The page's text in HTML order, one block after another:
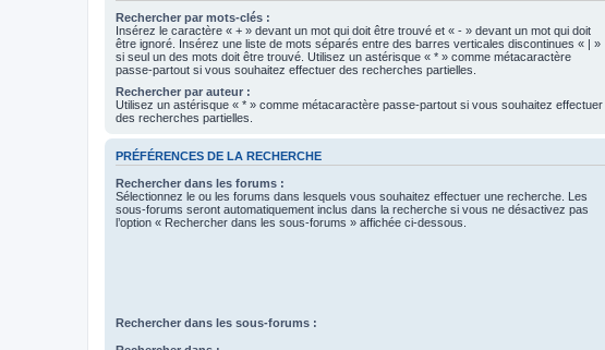
Rechercher par mots-clés :
Insérez le caractère « + » devant un mot qui doit être trouvé et « - » devant un mot qui doit
être ignoré. Insérez une liste de mots séparés entre des barres verticales discontinues « | »
si seul un des mots doit être trouvé. Utilisez un astérisque « * » comme métacaractère
passe-partout si vous souhaitez effectuer des recherches partielles.
Rechercher par auteur :
Utilisez un astérisque « * » comme métacaractère passe-partout si vous souhaitez effectuer
des recherches partielles.
PRÉFÉRENCES DE LA RECHERCHE
Rechercher dans les forums :
Sélectionnez le ou les forums dans lesquels vous souhaitez effectuer une recherche. Les
sous-forums seront automatiquement inclus dans la recherche si vous ne désactivez pas
l’option « Rechercher dans les sous-forums » affichée ci-dessous.
Rechercher dans les sous-forums :